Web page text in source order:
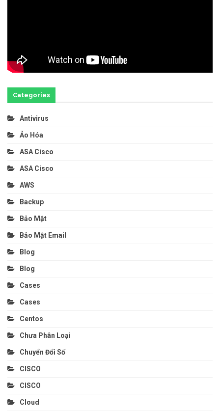
Categories
Antivirus
Ảo Hóa
ASA Cisco
ASA Cisco
AWS
Backup
Bảo Mật
Bảo Mật Email
Blog
Blog
Cases
Cases
Centos
Chưa Phân Loại
Chuyển Đổi Số
CISCO
CISCO
Cloud